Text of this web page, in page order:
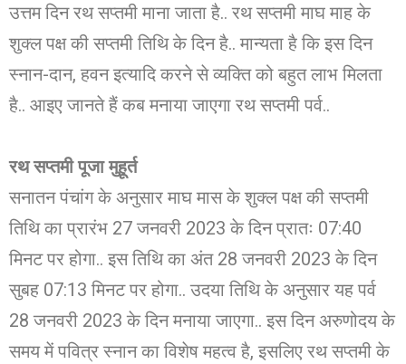
उत्तम दिन रथ सप्तमी माना जाता है.. रथ सप्तमी माघ माह के
शुक्ल पक्ष की सप्तमी तिथि के दिन है.. मान्यता है कि इस दिन
स्नान-दान, हवन इत्यादि करने से व्यक्ति को बहुत लाभ मिलता
है.. आइए जानते हैं कब मनाया जाएगा रथ सप्तमी पर्व..
रथ सप्तमी पूजा मुहूर्त
सनातन पंचांग के अनुसार माघ मास के शुक्ल पक्ष की सप्तमी
तिथि का प्रारंभ 27 जनवरी 2023 के दिन प्रातः 07:40
मिनट पर होगा.. इस तिथि का अंत 28 जनवरी 2023 के दिन
सुबह 07:13 मिनट पर होगा.. उदया तिथि के अनुसार यह पर्व
28 जनवरी 2023 के दिन मनाया जाएगा.. इस दिन अरुणोदय के
समय में पवित्र स्नान का विशेष महत्व है, इसलिए रथ सप्तमी के